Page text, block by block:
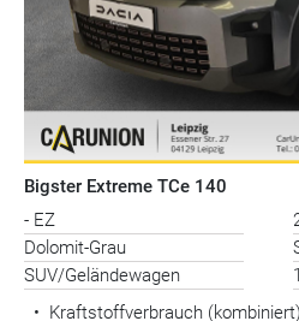
Bigster Extreme TCe 140
- EZ
Dolomit-Grau
SUV/Geländewagen
• Kraftstoffverbrauch